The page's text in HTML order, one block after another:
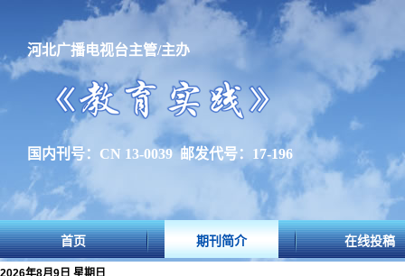
河北广播电视台主管/主办
国内刊号：CN 13-0039 邮发代号：17-196
首页 期刊简介 在线投稿
2026年8月9日 星期日